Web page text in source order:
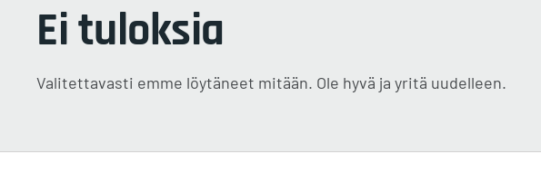
Ei tuloksia
Valitettavasti emme löytäneet mitään. Ole hyvä ja yritä uudelleen.